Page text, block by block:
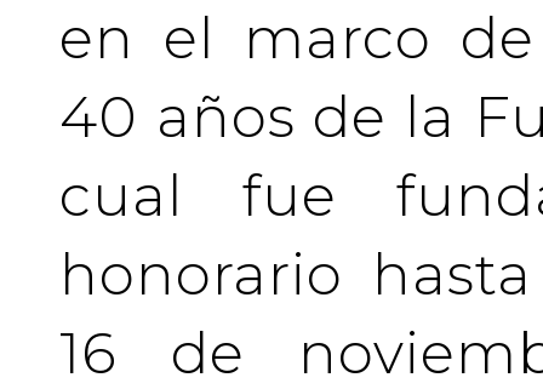
en el marco
40 años de la
cual fue
honorario
16 de